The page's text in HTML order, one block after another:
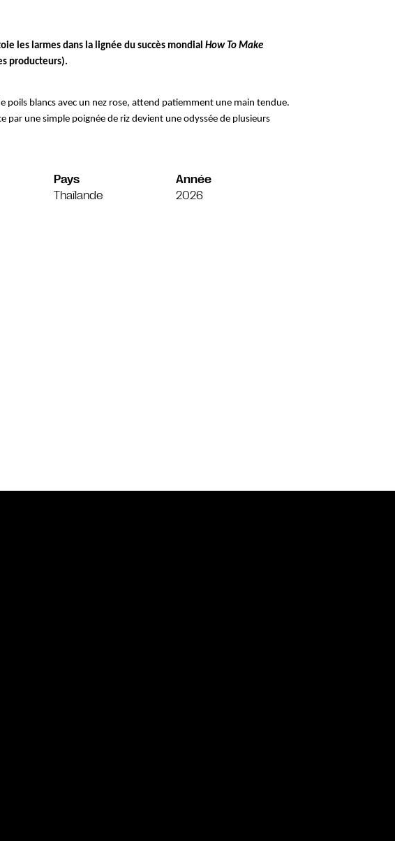
les larmes dans la lignée du succès mondial How To Make
producteurs).
poils blancs avec un nez rose, attend patiemment une main tendue.
par une simple poignée de riz devient une odyssée de plusieurs
Pays
Thaïlande
Année
2026